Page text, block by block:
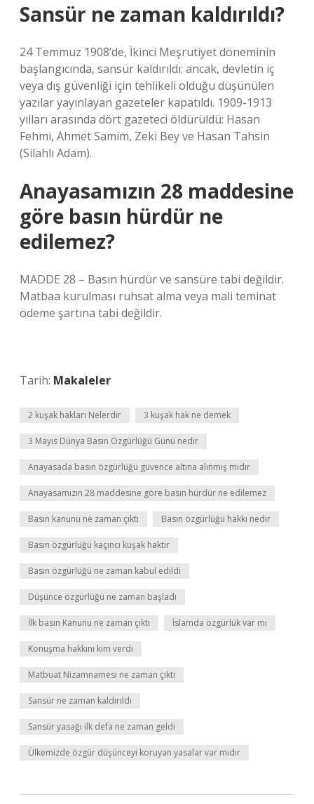
Sansür ne zaman kaldırıldı?
24 Temmuz 1908’de, İkinci Meşrutiyet döneminin
başlangıcında, sansür kaldırıldı; ancak, devletin iç
veya dış güvenliği için tehlikeli olduğu düşünülen
yazılar yayınlayan gazeteler kapatıldı. 1909-1913
yılları arasında dört gazeteci öldürüldü: Hasan
Fehmi, Ahmet Samim, Zeki Bey ve Hasan Tahsin
(Silahlı Adam).
Anayasamızın 28 maddesine
göre basın hürdür ne
edilemez?
MADDE 28 – Basın hürdür ve sansüre tabi değildir.
Matbaa kurulması ruhsat alma veya mali teminat
ödeme şartına tabi değildir.
Tarih: Makaleler
2 kuşak hakları Nelerdir 3 kuşak hak ne demek
3 Mayıs Dünya Basın Özgürlüğü Günü nedir
Anayasada basın özgürlüğü güvence altına alınmış mıdır
Anayasamızın 28 maddesine göre basın hürdür ne edilemez
Basın kanunu ne zaman çıktı Basın özgürlüğü hakkı nedir
Basın özgürlüğü kaçıncı kuşak haktır
Basın özgürlüğü ne zaman kabul edildi
Düşünce özgürlüğü ne zaman başladı
İlk basın Kanunu ne zaman çıktı İslamda özgürlük var mı
Konuşma hakkını kim verdi
Matbuat Nizamnamesi ne zaman çıktı
Sansür ne zaman kaldırıldı
Sansür yasağı ilk defa ne zaman geldi
Ülkemizde özgür düşünceyi koruyan yasalar var mıdır